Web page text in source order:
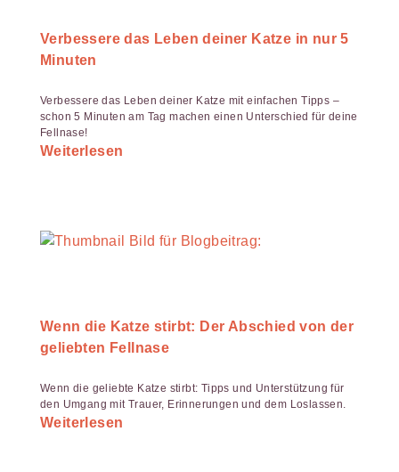
Verbessere das Leben deiner Katze in nur 5
Minuten
Verbessere das Leben deiner Katze mit einfachen Tipps –
schon 5 Minuten am Tag machen einen Unterschied für deine
Fellnase!
Weiterlesen
Wenn die Katze stirbt: Der Abschied von der
geliebten Fellnase
Wenn die geliebte Katze stirbt: Tipps und Unterstützung für
den Umgang mit Trauer, Erinnerungen und dem Loslassen.
Weiterlesen